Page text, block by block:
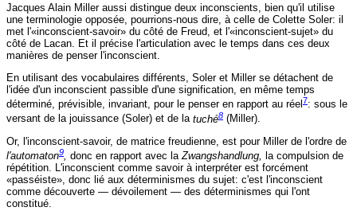
Jacques Alain Miller aussi distingue deux inconscients, bien qu'il utilise
une terminologie opposée, pourrions-nous dire, à celle de Colette Soler: il
met l'«inconscient-savoir» du côté de Freud, et l'«inconscient-sujet» du
côté de Lacan. Et il précise l'articulation avec le temps dans ces deux
manières de penser l'inconscient.
En utilisant des vocabulaires différents, Soler et Miller se détachent de
l'idée d'un inconscient passible d'une signification, en même temps
déterminé, prévisible, invariant, pour le penser en rapport au réel 7: sous le
versant de la jouissance (Soler) et de la tuché8 (Miller).
Or, l'inconscient-savoir, de matrice freudienne, est pour Miller de l'ordre de
l'automaton9, donc en rapport avec laZwangshandlung, la compulsion de
répétition. L'inconscient comme savoir à interpréter est forcément
«passéiste», donc lié aux déterminismes du sujet: c'est l'inconscient
comme découverte — dévoilement — des déterminismes qui l'ont
constitué.